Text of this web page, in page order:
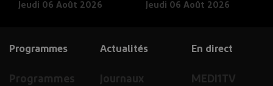
Jeudi 06 Août 2026 Jeudi 06 Août 2026
En direct
MEDI1TV
Actualités
Journaux
Programmes
Programmes